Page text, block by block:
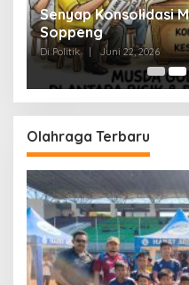
Senyap Konsolidasi
Soppeng
Di Politik Juni 22, 2026
Olahraga Terbaru